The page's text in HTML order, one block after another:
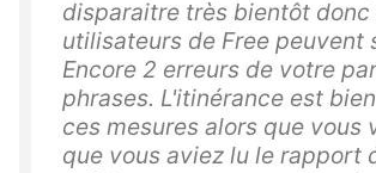
disparaitre très bientôt donc
utilisateurs de Free peuvent
Encore 2 erreurs de votre
phrases. L'itinérance est
ces mesures alors que vous
que vous aviez lu le rapport